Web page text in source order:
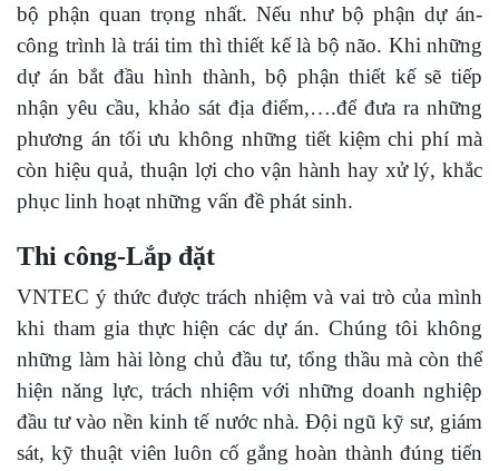
bộ phận quan trọng nhất. Nếu như bộ phận dự án-
công trình là trái tim thì thiết kế là bộ não. Khi những
dự án bắt đầu hình thành, bộ phận thiết kế sẽ tiếp
nhận yêu cầu, khảo sát địa điểm,….để đưa ra những
phương án tối ưu không những tiết kiệm chi phí mà
còn hiệu quả, thuận lợi cho vận hành hay xử lý, khắc
phục linh hoạt những vấn đề phát sinh.
Thi công-Lắp đặt
VNTEC ý thức được trách nhiệm và vai trò của mình
khi tham gia thực hiện các dự án. Chúng tôi không
những làm hài lòng chủ đầu tư, tổng thầu mà còn thể
hiện năng lực, trách nhiệm với những doanh nghiệp
đầu tư vào nền kinh tế nước nhà. Đội ngũ kỹ sư, giám
sát, kỹ thuật viên luôn cố gắng hoàn thành đúng tiến